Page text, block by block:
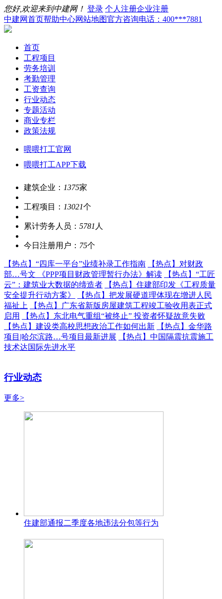
您好,欢迎来到中建网！ 登录 个人注册企业注册
中建网首页帮助中心网站地图官方咨询电话：400***7881
首页
工程项目
劳务培训
考勤管理
工资查询
行业动态
专题活动
商业专栏
政策法规
喂喂打工官网
喂喂打工APP下载
建筑企业： 1375家
工程项目： 13021个
累计劳务人员： 5781 人
今日注册用户： 75个
【热点】 “四库一平台”业绩补录工作指南 【热点】 对财政
部…号文 《PPP项目财政管理暂行办法》解读
【热点】 “工匠
云”：建筑业大数据的缔造者
【热点】 住建部印发《工程质量
安全提升行动方案》
【热点】 把发展硬道理体现在增进人民
福祉上
【热点】
广东省新版房屋建筑工程竣工验收用表正式
启用
【热点】 东北电气重组“被终止” 投资者怀疑故意失败
【热点】 建设类高校思想政治工作如何出新 【热点】 金华路
项目|哈尔滨路…号项目最新进展
【热点】 中国隔震抗震施工
技术达国际先进水平
行业动态
更多>
住建部通报二季度各地违法分包等行为